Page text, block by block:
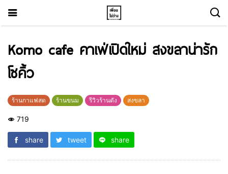
Komo cafe คาเฟ่เปิดใหม่ สงขลาน่ารัก
โซคิ้ว
ร้านกาแฟสด ร้านขนม รีวิวร้านดัง สงขลา
719
share tweet share